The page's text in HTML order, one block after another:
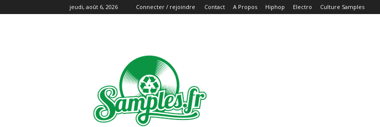
jeudi, août 6, 2026 Connecter / rejoindre Contact A Propos Hiphop Electro Culture Samples